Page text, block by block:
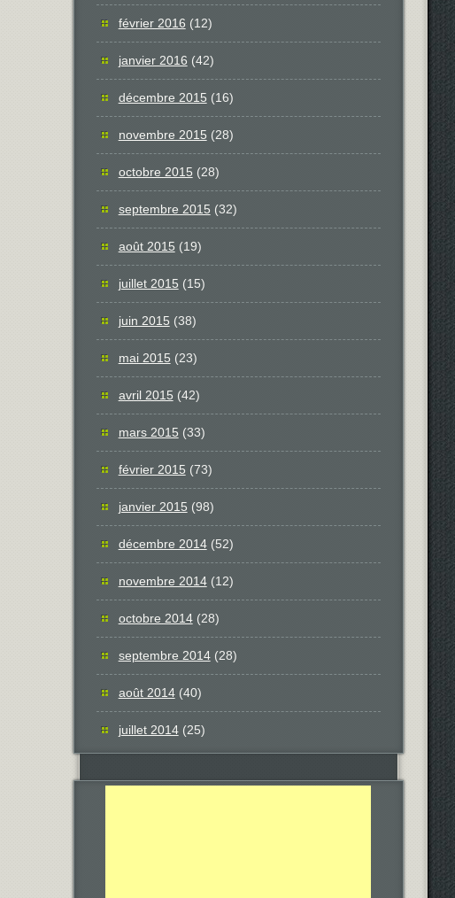
février 2016 (12)
janvier 2016 (42)
décembre 2015(16)
novembre 2015(28)
octobre 2015(28)
septembre 2015(32)
août 2015(19)
juillet 2015(15)
juin 2015(38)
mai 2015 (23)
avril 2015(42)
mars 2015(33)
février 2015(73)
janvier 2015(98)
décembre 2014(52)
novembre 2014(12)
octobre 2014(28)
septembre 2014(28)
août 2014(40)
juillet 2014(25)